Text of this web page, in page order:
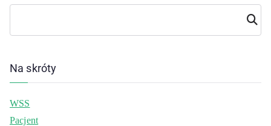
Szuka
j
Na skróty
WSS
Pacjent